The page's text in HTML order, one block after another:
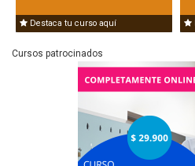
Destaca tu curso aquí
Cursos patrocinados